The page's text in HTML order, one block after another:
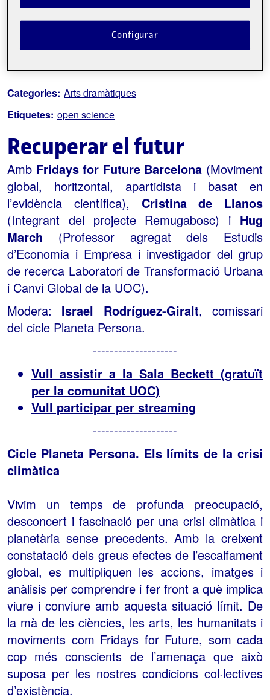
Sobre l'esdeveniment
Categories: Arts dramàtiques
Etiquetes: open science
Recuperar el futur
Amb Fridays for Future Barcelona (Moviment
global, horitzontal, apartidista i basat en
l’evidència científica), Cristina de Llanos
(Integrant del projecte Remugabosc) i Hug
March (Professor agregat dels Estudis
d’Economia i Empresa i investigador del grup
de recerca Laboratori de Transformació Urbana
i Canvi Global de la UOC).
Modera: Israel Rodríguez-Giralt, comissari
del cicle Planeta Persona.
--------------------
Vull assistir a la Sala Beckett (gratuït
per la comunitat UOC)
Vull participar per streaming
--------------------
Cicle Planeta Persona. Els límits de la crisi
climàtica
Vivim un temps de profunda preocupació,
desconcert i fascinació per una crisi climàtica i
planetària sense precedents. Amb la creixent
constatació dels greus efectes de l’escalfament
global, es multipliquen les accions, imatges i
anàlisis per comprendre i fer front a què implica
viure i conviure amb aquesta situació límit. De
la mà de les ciències, les arts, les humanitats i
moviments com Fridays for Future, som cada
cop més conscients de l’amenaça que això
suposa per les nostres condicions col·lectives
d’existència.
Configurar